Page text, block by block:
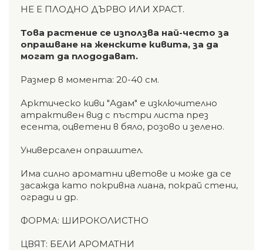
НЕ Е ПЛОДНО ДЪРВО ИЛИ ХРАСТ.
Това растение се използва най-често за
опрашване на женските кивита, за да
могат да плододават.
Размер в момента: 20-40 см.
Арктическo киви "Адам" е изключително
атрактивен вид с пъстри листа през
есента, оцветени в бяло, розово и зелено.
Универсален опрашител.
Има силно ароматни цветове и може да се
засажда като покривна лиана, покрай стени,
огради и др.
ФОРМА: ШИРОКОЛИСТНО
ЦВЯТ: БЕЛИ АРОМАТНИ